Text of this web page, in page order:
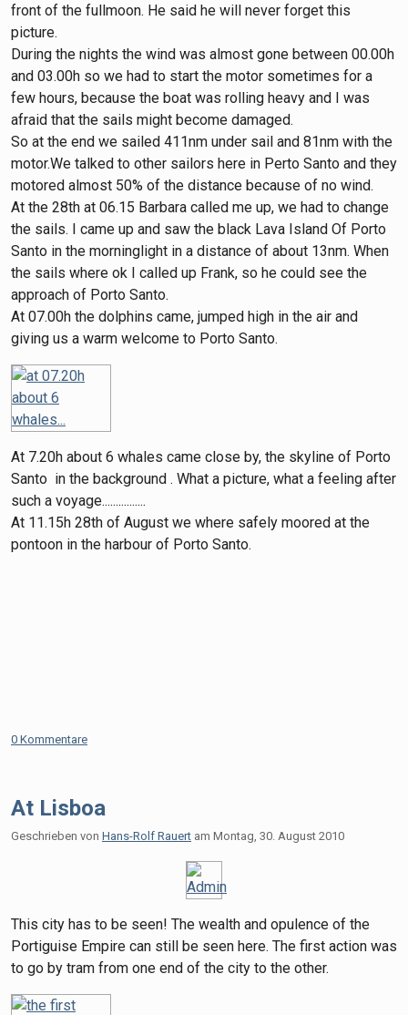
front of the fullmoon. He said he will never forget this
picture.
During the nights the wind was almost gone between 00.00h
and 03.00h so we had to start the motor sometimes for a
few hours, because the boat was rolling heavy and I was
afraid that the sails might become damaged.
So at the end we sailed 411nm under sail and 81nm with the
motor.We talked to other sailors here in Perto Santo and they
motored almost 50% of the distance because of no wind.
At the 28th at 06.15 Barbara called me up, we had to change
the sails. I came up and saw the black Lava Island Of Porto
Santo in the morninglight in a distance of about 13nm. When
the sails where ok I called up Frank, so he could see the
approach of Porto Santo.
At 07.00h the dolphins came, jumped high in the air and
giving us a warm welcome to Porto Santo.
At 7.20h about 6 whales came close by, the skyline of Porto
Santo in the background . What a picture, what a feeling after
such a voyage................
At 11.15h 28th of August we where safely moored at the
pontoon in the harbour of Porto Santo.
0 Kommentare
At Lisboa
Geschrieben von Hans-Rolf Rauert am Montag, 30. August 2010
This city has to be seen! The wealth and opulence of the
Portiguise Empire can still be seen here. The first action was
to go by tram from one end of the city to the other.